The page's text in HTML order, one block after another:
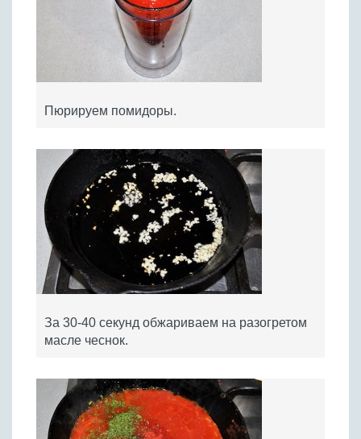
Пюрируем помидоры.
За 30-40 секунд обжариваем на разогретом
масле чеснок.